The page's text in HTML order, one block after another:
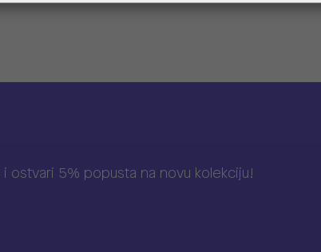
i ostvari 5% popusta na novu kolekciju!